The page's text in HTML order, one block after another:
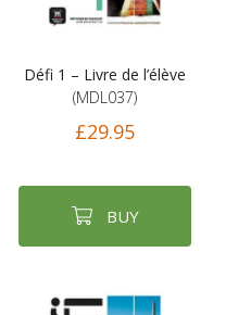
Défi 1 – Livre de l’élève
(MDL037)
£29.95
BUY